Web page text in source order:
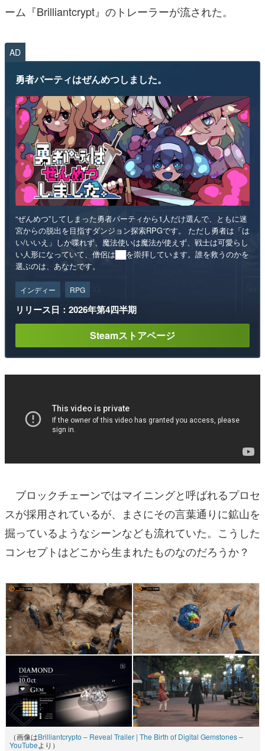
ーム『Brilliantcrypt』のトレーラーが流された。
AD
勇者パーティはぜんめつしました。
“ぜんめつ”してしまった勇者パーティから1人だけ選んで、ともに迷
宮からの脱出を目指すダンジョン探索RPGです。 ただし勇者は「は
い/いいえ」しか喋れず、魔法使いは魔法が使えず、戦士は可愛らし
い人形になっていて、僧侶は██を崇拝しています。誰を救うのかを
選ぶのは、あなたです。
インディー RPG
リリース日：2026年第4四半期
Steamストアページ
ブロックチェーンではマイニングと呼ばれるプロセ
スが採用されているが、まさにその言葉通りに鉱山を
掘っているようなシーンなども流れていた。こうした
コンセプトはどこから生まれたものなのだろうか？
（画像はBrilliantcrypto – Reveal Trailer | The Birth of Digital Gemstones –
YouTubeより）